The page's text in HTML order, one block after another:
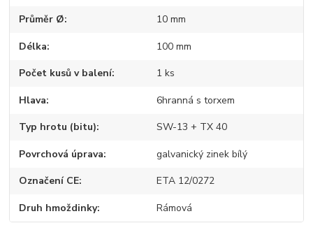
Průměr Ø 10 mm
Délka 100 mm
Počet kusů v balení 1 ks
Hlava 6hranná s torxem
Typ hrotu (bitu) SW-13 + TX 40
Povrchová úprava galvanický zinek bílý
Označení CE ETA 12/0272
Druh hmoždinky Rámová